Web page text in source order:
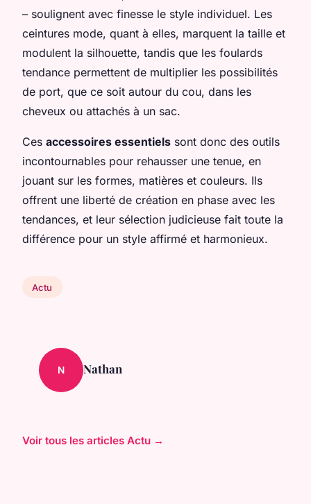
– soulignent avec finesse le style individuel. Les
ceintures mode, quant à elles, marquent la taille et
modulent la silhouette, tandis que les foulards
tendance permettent de multiplier les possibilités
de port, que ce soit autour du cou, dans les
cheveux ou attachés à un sac.
Ces accessoires essentiels sont donc des outils
incontournables pour rehausser une tenue, en
jouant sur les formes, matières et couleurs. Ils
offrent une liberté de création en phase avec les
tendances, et leur sélection judicieuse fait toute la
différence pour un style affirmé et harmonieux.
Actu
N Nathan
Voir tous les articles Actu →